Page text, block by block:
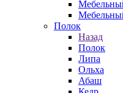
Полок
Назад
Полок
Липа
Ольха
Абаш